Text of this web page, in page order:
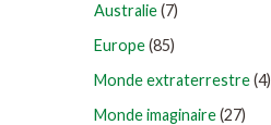
Australie(7)
Europe(85)
Monde extraterrestre(4)
Monde imaginaire(27)